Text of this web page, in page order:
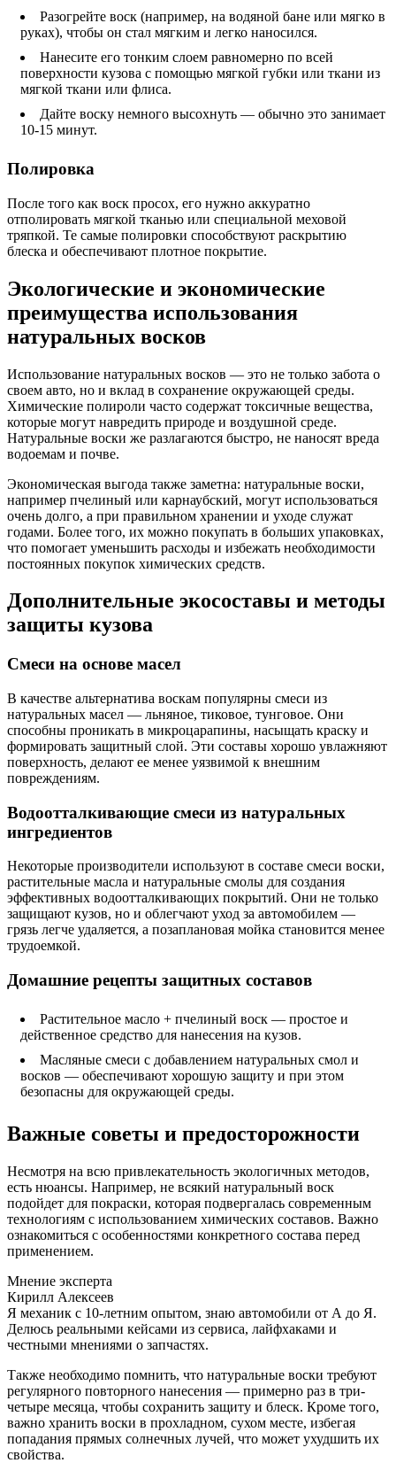
Разогрейте воск (например, на водяной бане или мягко в
руках), чтобы он стал мягким и легко наносился.
Нанесите его тонким слоем равномерно по всей
поверхности кузова с помощью мягкой губки или ткани из
мягкой ткани или флиса.
Дайте воску немного высохнуть — обычно это занимает
10-15 минут.
Полировка
После того как воск просох, его нужно аккуратно
отполировать мягкой тканью или специальной меховой
тряпкой. Те самые полировки способствуют раскрытию
блеска и обеспечивают плотное покрытие.
Экологические и экономические
преимущества использования
натуральных восков
Использование натуральных восков — это не только забота о
своем авто, но и вклад в сохранение окружающей среды.
Химические полироли часто содержат токсичные вещества,
которые могут навредить природе и воздушной среде.
Натуральные воски же разлагаются быстро, не наносят вреда
водоемам и почве.
Экономическая выгода также заметна: натуральные воски,
например пчелиный или карнаубский, могут использоваться
очень долго, а при правильном хранении и уходе служат
годами. Более того, их можно покупать в больших упаковках,
что помогает уменьшить расходы и избежать необходимости
постоянных покупок химических средств.
Дополнительные экосоставы и методы
защиты кузова
Смеси на основе масел
В качестве альтернатива воскам популярны смеси из
натуральных масел — льняное, тиковое, тунговое. Они
способны проникать в микроцарапины, насыщать краску и
формировать защитный слой. Эти составы хорошо увлажняют
поверхность, делают ее менее уязвимой к внешним
повреждениям.
Водоотталкивающие смеси из натуральных
ингредиентов
Некоторые производители используют в составе смеси воски,
растительные масла и натуральные смолы для создания
эффективных водоотталкивающих покрытий. Они не только
защищают кузов, но и облегчают уход за автомобилем —
грязь легче удаляется, а позаплановая мойка становится менее
трудоемкой.
Домашние рецепты защитных составов
Растительное масло + пчелиный воск — простое и
действенное средство для нанесения на кузов.
Масляные смеси с добавлением натуральных смол и
восков — обеспечивают хорошую защиту и при этом
безопасны для окружающей среды.
Важные советы и предосторожности
Несмотря на всю привлекательность экологичных методов,
есть нюансы. Например, не всякий натуральный воск
подойдет для покраски, которая подвергалась современным
технологиям с использованием химических составов. Важно
ознакомиться с особенностями конкретного состава перед
применением.
Мнение эксперта
Кирилл Алексеев
Я механик с 10-летним опытом, знаю автомобили от А до Я.
Делюсь реальными кейсами из сервиса, лайфхаками и
честными мнениями о запчастях.
Также необходимо помнить, что натуральные воски требуют
регулярного повторного нанесения — примерно раз в три-
четыре месяца, чтобы сохранить защиту и блеск. Кроме того,
важно хранить воски в прохладном, сухом месте, избегая
попадания прямых солнечных лучей, что может ухудшить их
свойства.